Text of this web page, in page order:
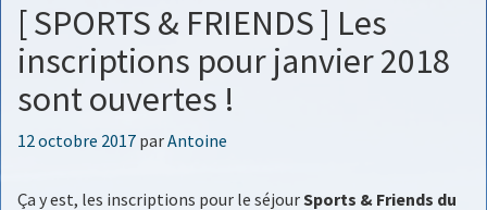
[ SPORTS & FRIENDS ] Les
inscriptions pour janvier 2018
sont ouvertes !
Publié
12 octobre 2017 parAntoine
Ça y est, les inscriptions pour le séjourSports & Friends du